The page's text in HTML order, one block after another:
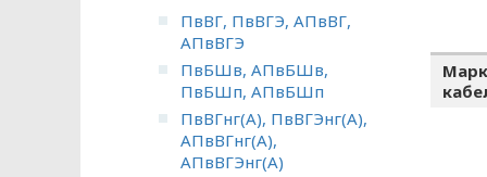
ПвВГ, ПвВГЭ, АПвВГ,
АПвВГЭ
ПвБШв, АПвБШв,
ПвБШп, АПвБШп
ПвВГнг(А), ПвВГЭнг(А),
АПвВГнг(А),
АПвВГЭнг(А)